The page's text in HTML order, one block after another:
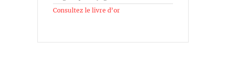
Consultez le livre d’or